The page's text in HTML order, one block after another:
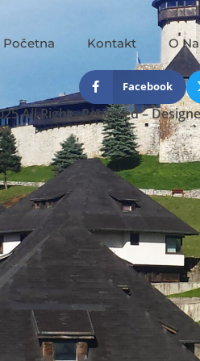
Početna Kontakt O
Facebook
All Rights Reserved–